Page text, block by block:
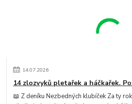
14.07.2026
14 zlozvyků pletařek a háčkařek.
📖 Z deníku Nezbedných klubíček Za ty